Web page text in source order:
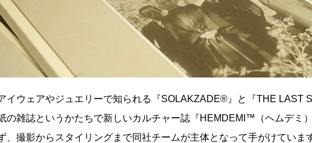
イウェアやジュエリーで知られる『SOLAKZADE®』と『THE LAST
の雑誌というかたちで新しいカルチャー誌『HEMDEMI™（ヘムデミ
、撮影からスタイリングまで同社チームが主体となって手がけていま